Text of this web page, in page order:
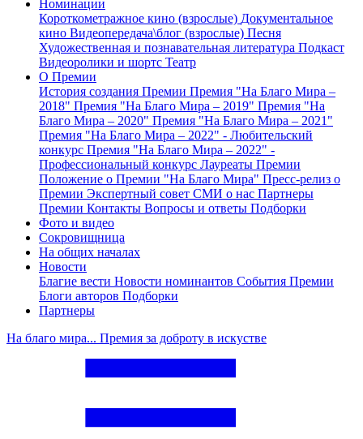
Номинации
Короткометражное кино (взрослые) Документальное
кино Видеопередача\блог (взрослые) Песня
Художественная и познавательная литература Подкаст
Видеоролики и шортс Театр
О Премии
История создания Премии Премия "На Благо Мира –
2018" Премия "На Благо Мира – 2019" Премия "На
Благо Мира – 2020" Премия "На Благо Мира – 2021"
Премия "На Благо Мира – 2022" - Любительский
конкурс Премия "На Благо Мира – 2022" -
Профессиональный конкурс Лауреаты Премии
Положение о Премии "На Благо Мира" Пресс-релиз о
Премии Экспертный совет СМИ о нас Партнеры
Премии Контакты Вопросы и ответы Подборки
Фото и видео
Сокровищница
На общих началах
Новости
Благие вести Новости номинантов События Премии
Блоги авторов Подборки
Партнеры
На благо мира... Премия за доброту в искустве